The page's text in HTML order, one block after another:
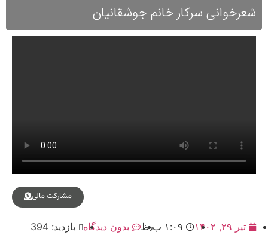
شعرخوانی سرکار خانم جوشقانیان
مشارکت مالی
تیر ۲۹, ۱۴۰۲ ۱:۰۹ ب٫ظ بدون دیدگاه بازدید: 394